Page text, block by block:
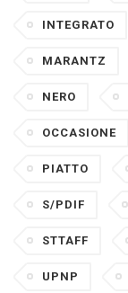
INTEGRATO
MARANTZ
NERO
OCCASIONE
PIATTO
S/PDIF
STTAFF
UPNP